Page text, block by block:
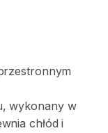
​,​ wykonany w
chłód i